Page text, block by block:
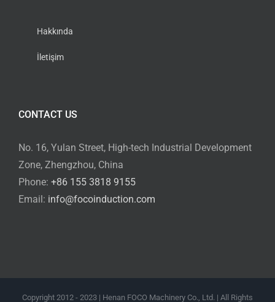
Hakkında
İletişim
CONTACT US
No. 16, Yulan Street, High-tech Industrial Development
Zone, Zhengzhou, China
Phone: +86 155 3818 9155
Email: info@focoinduction.com
Copyright 2012 - 2023 | Henan FOCO Machinery Co., Ltd. | All Rights